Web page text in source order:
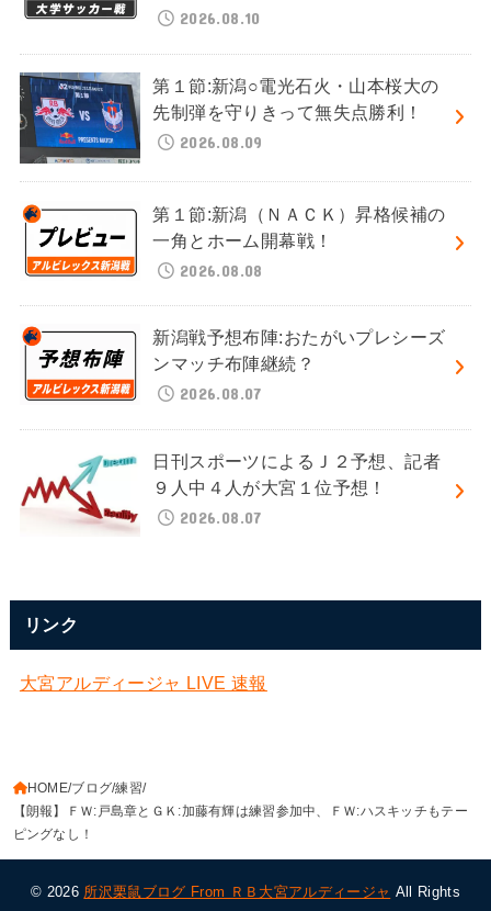
2026.08.10
第１節:新潟○電光石火・山本桜大の
先制弾を守りきって無失点勝利！
2026.08.09
第１節:新潟（ＮＡＣＫ）昇格候補の
一角とホーム開幕戦！
2026.08.08
新潟戦予想布陣:おたがいプレシーズ
ンマッチ布陣継続？
2026.08.07
日刊スポーツによるＪ２予想、記者
９人中４人が大宮１位予想！
2026.08.07
リンク
大宮アルディージャ LIVE 速報
HOME ブログ 練習
【朗報】ＦＷ:戸島章とＧＫ:加藤有輝は練習参加中、ＦＷ:ハスキッチもテー
ピングなし！
© 2026 所沢栗鼠ブログ From ＲＢ大宮アルディージャ All Rights